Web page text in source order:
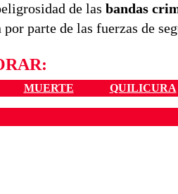
de las bandas
parte de las fuerzas de
MUERTE QUILICURA